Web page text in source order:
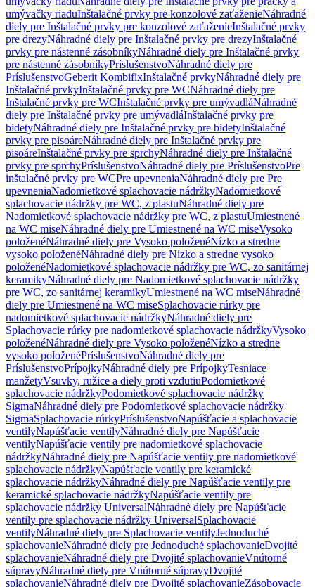
umývačky riaduInštalačné prvky pre konzolové zaťaženieNáhradné
diely pre Inštalačné prvky pre konzolové zaťaženieInštalačné prvky
pre drezyNáhradné diely pre Inštalačné prvky pre drezyInštalačné
prvky pre nástenné zásobníkyNáhradné diely pre Inštalačné prvky
pre nástenné zásobníkyPríslušenstvoNáhradné diely pre
PríslušenstvoGeberit KombifixInštalačné prvkyNáhradné diely pre
Inštalačné prvkyInštalačné prvky pre WCNáhradné diely pre
Inštalačné prvky pre WCInštalačné prvky pre umývadláNáhradné
diely pre Inštalačné prvky pre umývadláInštalačné prvky pre
bidetyNáhradné diely pre Inštalačné prvky pre bidetyInštalačné
prvky pre pisoáreNáhradné diely pre Inštalačné prvky pre
pisoáreInštalačné prvky pre sprchyNáhradné diely pre Inštalačné
prvky pre sprchyPríslušenstvoNáhradné diely pre PríslušenstvoPre
inštalačné prvky pre WCPre upevneniaNáhradné diely pre Pre
upevneniaNadomietkové splachovacie nádržkyNadomietkové
splachovacie nádržky pre WC, z plastuNáhradné diely pre
Nadomietkové splachovacie nádržky pre WC, z plastuUmiestnené
na WC miseNáhradné diely pre Umiestnené na WC miseVysoko
položenéNáhradné diely pre Vysoko položenéNízko a stredne
vysoko položenéNáhradné diely pre Nízko a stredne vysoko
položenéNadomietkové splachovacie nádržky pre WC, zo sanitárnej
keramikyNáhradné diely pre Nadomietkové splachovacie nádržky
pre WC, zo sanitárnej keramikyUmiestnené na WC miseNáhradné
diely pre Umiestnené na WC miseSplachovacie rúrky pre
nadomietkové splachovacie nádržkyNáhradné diely pre
Splachovacie rúrky pre nadomietkové splachovacie nádržkyVysoko
položenéNáhradné diely pre Vysoko položenéNízko a stredne
vysoko položenéPríslušenstvoNáhradné diely pre
PríslušenstvoPrípojkyNáhradné diely pre PrípojkyTesniace
manžetyVsuvky, ružice a diely proti vzdutiuPodomietkové
splachovacie nádržkyPodomietkové splachovacie nádržky
SigmaNáhradné diely pre Podomietkové splachovacie nádržky
SigmaSplachovacie rúrkyPríslušenstvoNapúšťacie a splachovacie
ventilyNapúšťacie ventilyNáhradné diely pre Napúšťacie
ventilyNapúšťacie ventily pre nadomietkové splachovacie
nádržkyNáhradné diely pre Napúšťacie ventily pre nadomietkové
splachovacie nádržkyNapúšťacie ventily pre keramické
splachovacie nádržkyNáhradné diely pre Napúšťacie ventily pre
keramické splachovacie nádržkyNapúšťacie ventily pre
splachovacie nádržky UniversalNáhradné diely pre Napúšťacie
ventily pre splachovacie nádržky UniversalSplachovacie
ventilyNáhradné diely pre Splachovacie ventilyJednoduché
splachovanieNáhradné diely pre Jednoduché splachovanieDvojité
splachovanieNáhradné diely pre Dvojité splachovanieVnútorné
súpravyNáhradné diely pre Vnútorné súpravyDvojité
splachovanieNáhradné diely pre Dvojité splachovanieZásobovacie